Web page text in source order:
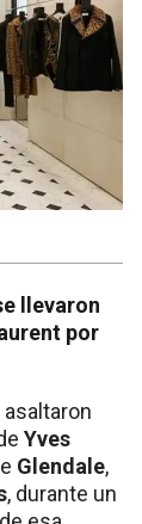
llevaron
por
asaltaron
Yves
Glendale,
, durante un